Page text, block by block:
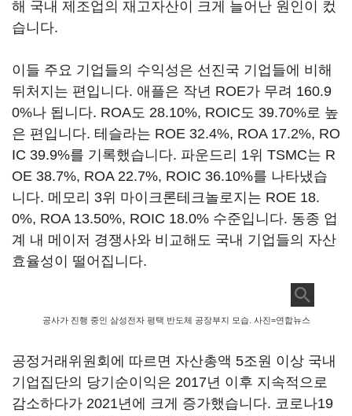
해 국내 제조업의 재고자산이 크게 늘어난 원인이 컸
습니다.
이들 주요 기업들의 수익성은 선진국 기업들에 비해
뒤처지는 편입니다. 애플은 작년 ROE가 무려 160.9
0%나 됩니다. ROA도 28.10%, ROIC도 39.70%로 높
은 편입니다. 테슬라는 ROE 32.4%, ROA 17.2%, RO
IC 39.9%를 기록했습니다. 파운드리 1위 TSMC는 R
OE 38.7%, ROA 22.7%, ROIC 36.10%를 나타냈습
니다. 메모리 3위 마이크론테크놀로지는 ROE 18.
0%, ROA 13.50%, ROIC 18.0% 수준입니다. 동종 업
계 내 메이저 경쟁사와 비교해도 국내 기업들의 자산
효율성이 떨어집니다.
공사가 진행 중인 삼성전자 평택 반도체 공장부지 모습. 사진=연합뉴스
공정거래위원회에 따르면 자산총액 5조원 이상 국내
기업집단의 당기순이익은 2017년 이후 지속적으로
감소하다가 2021년에 크게 증가했습니다. 코로나19